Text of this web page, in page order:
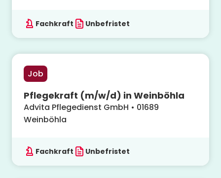
Fachkraft Unbefristet
Job
Pflegekraft (m/w/d) in Weinböhla
Advita Pflegedienst GmbH • 01689
Weinböhla
Fachkraft Unbefristet